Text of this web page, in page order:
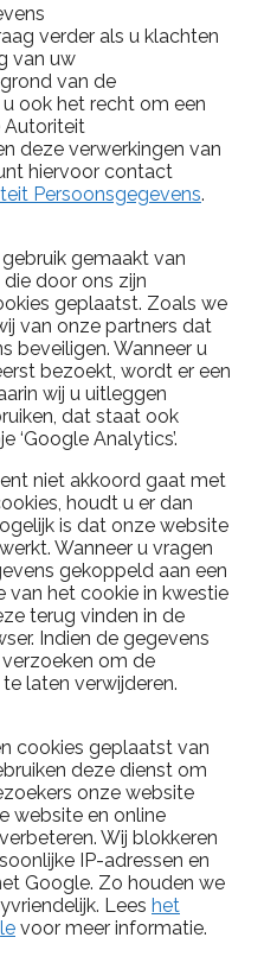
verder als u klachten
van uw
van de
ook het recht om een
Autoriteit
deze verwerkingen van
hiervoor contact
Persoonsgegevens.
gemaakt van
door ons zijn
geplaatst. Zoals we
van onze partners dat
beveiligen. Wanneer u
bezoekt, wordt er een
wij u uitleggen
dat staat ook
‘Google Analytics’.
niet akkoord gaat met
houdt u er dan
is dat onze website
Wanneer u vragen
gekoppeld aan een
van het cookie in kwestie
terug vinden in de
Indien de gegevens
om de
laten verwijderen.
cookies geplaatst van
deze dienst om
onze website
website en online
Wij blokkeren
IP-adressen en
Google. Zo houden we
Lees het
voor meer informatie.